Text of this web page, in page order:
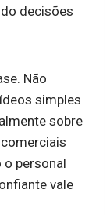
decisões
Não
simples
sobre
personal
vale